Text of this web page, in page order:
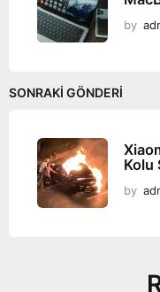
by
SONRAKI GÖNDERI
Kolu
by